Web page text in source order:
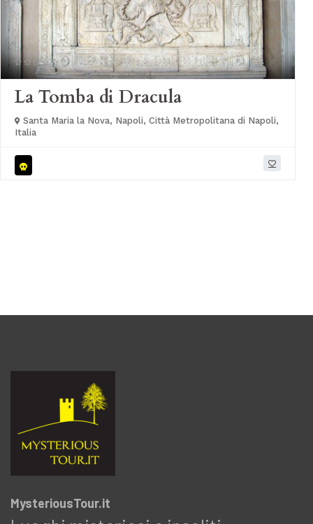
La Tomba di Dracula
Santa Maria la Nova, Napoli, Città Metropolitana di Napoli,
Italia
MysteriousTour.it